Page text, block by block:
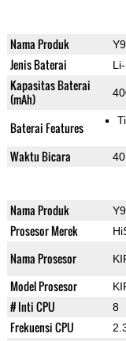
Nama Produk
Jenis Baterai
Kapasitas Baterai
(mAh)
Baterai Features
Waktu Bicara
Nama Produk
Prosesor Merek
Nama Prosesor
Model Prosesor
# Inti CPU 8
Frekuensi CPU